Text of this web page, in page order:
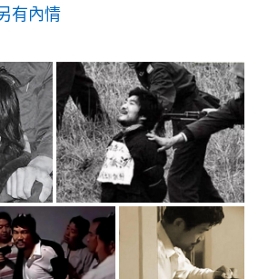
有內情